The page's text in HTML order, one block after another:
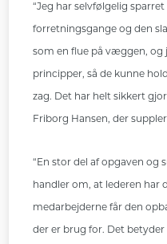
“Jeg har selvfølgelig
forretningsgange og den
som en flue på væggen, og
principper, så de kunne
zag. Det har helt sikkert
Friborg Hansen, der
“En stor del af opgaven og
handler om, at lederen har
medarbejderne får den
der er brug for. Det